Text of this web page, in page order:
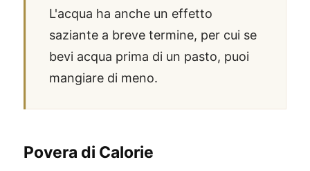
L'acqua ha anche un effetto
saziante a breve termine, per cui se
bevi acqua prima di un pasto, puoi
mangiare di meno.
Povera di Calorie